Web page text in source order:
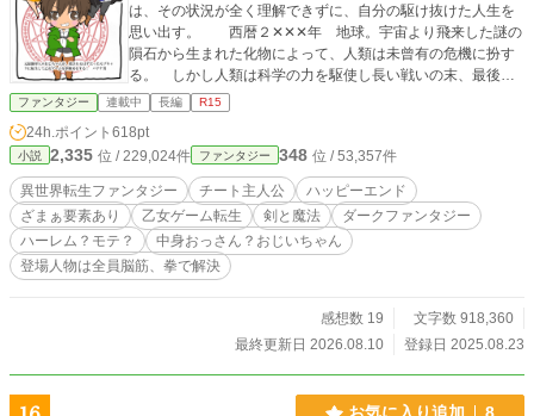
は、その状況が全く理解できずに、自分の駆け抜けた人生を
思い出す。 西暦２✕✕✕年 地球。宇宙より飛来した謎の
隕石から生まれた化物によって、人類は未曾有の危機に扮す
る。 しかし人類は科学の力を駆使し長い戦いの末、最後は
勝利で幕を閉じた。 そんな暴力が支配する時代を生き、最
後は平和な世界で死を迎えたはずの俺は、なんと突然知らぬ
少年になっていたのだ。 しかしどうやらその世界は、昔孫
娘にやらされたゲームの世界に凄く似ていて────……？
チートな元最強軍人のおじいちゃんが、乙女ゲームの
トゥルーエンドに隠された悲惨な運命達を無自覚でぶっ壊し
ていくややダーク寄りのファンタジーです。 主人公がハー
レム気味の表現はありますが、恋愛関係にはならずに主人公
に向かった矢印が多発する感じになると思います。 やや偏
にさせてしまったらすみませんm(__)m
ファンタジー 連載中 長編 R15
24h.ポイント 618pt
小説 2,335 位 / 229,024件 ファンタジー 348 位 / 53,357件
異世界転生ファンタジー チート主人公
ハッピーエンド
ざまぁ要素あり
乙女ゲーム転生 剣と魔法
ダークファンタジー
ハーレム？モテ？
中身おっさん？おじいちゃん
登場人物は全員脳筋、拳で解決
感想数 19
文字数 918,360
最終更新日 2026.08.10
登録日 2025.08.23